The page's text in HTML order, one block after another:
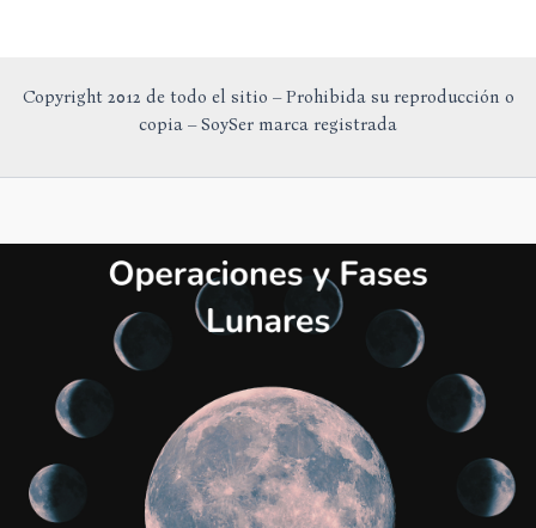
Copyright 2012 de todo el sitio – Prohibida su reproducción o
copia – SoySer marca registrada